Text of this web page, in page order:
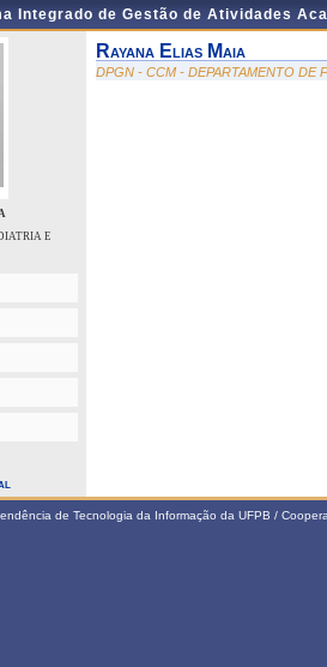
Integrado de Gestão de Atividades
E
Rayana Elias Maia
DPGN - CCM - DEPARTAMENTO DE
de Tecnologia da Informação da UFPB /